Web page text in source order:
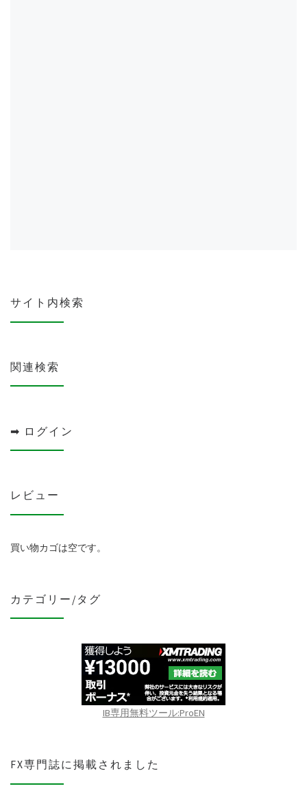
サイト内検索
関連検索
➡ ログイン
レビュー
買い物カゴは空です。
カテゴリー/タグ
IB専用無料ツール:ProEN
FX専門誌に掲載されました